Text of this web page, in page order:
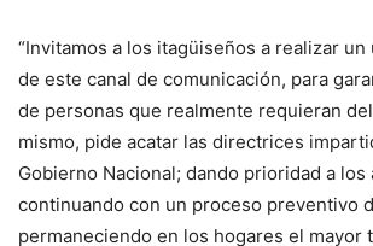
“Invitamos a los itagüiseños a realizar
de este canal de comunicación, para
de personas que realmente requieran
mismo, pide acatar las directrices
Gobierno Nacional; dando prioridad a los
continuando con un proceso preventivo
permaneciendo en los hogares el mayor